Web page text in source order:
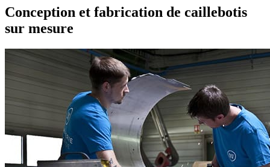
Conception et fabrication de caillebotis
sur mesure